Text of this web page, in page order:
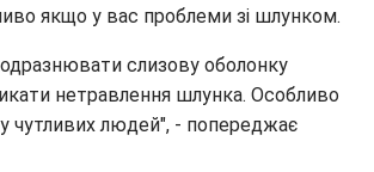
якщо у вас проблеми зі шлунком.
слизову оболонку
нетравлення шлунка. Особливо
чутливих людей", - попереджає